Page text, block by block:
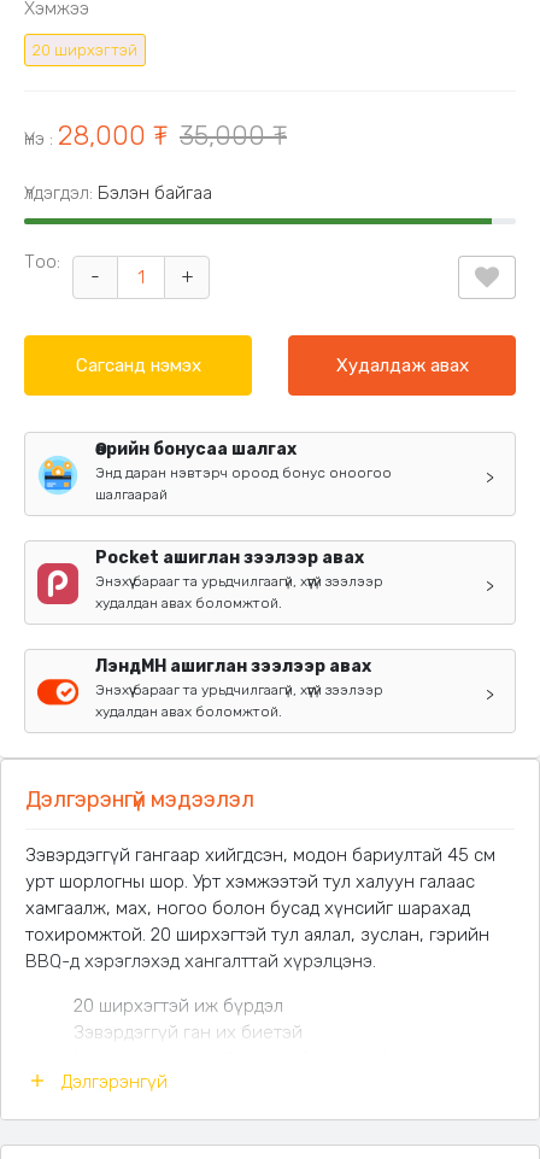
Хэмжээ
20 ширхэгтэй
Үнэ : 28,000 ₮ 35,000 ₮
Үлдэгдэл: Бэлэн байгаа
Тоо:
- +
Сагсанд нэмэх Худалдаж авах
Өөрийн бонусаа шалгах
Энд даран нэвтэрч ороод бонус оноогоо
шалгаарай
>
Pocket ашиглан зээлээр авах
Энэхүү барааг та урьдчилгаагүй, хүүгүй зээлээр
худалдан авах боломжтой.
>
ЛэндМН ашиглан зээлээр авах
Энэхүү барааг та урьдчилгаагүй, хүүгүй зээлээр
худалдан авах боломжтой.
>
Дэлгэрэнгүй мэдээлэл
Зэвэрдэггүй гангаар хийгдсэн, модон бариултай 45 см
урт шорлогны шор. Урт хэмжээтэй тул халуун галаас
хамгаалж, мах, ногоо болон бусад хүнсийг шарахад
тохиромжтой. 20 ширхэгтэй тул аялал, зуслан, гэрийн
BBQ-д хэрэглэхэд хангалттай хүрэлцэнэ.
20 ширхэгтэй иж бүрдэл
Зэвэрдэггүй ган их биетэй
Нийт урт:45 см
Дэлгэрэнгүй